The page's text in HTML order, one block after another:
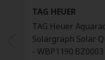
TAG HEUER
TAG Heuer
Solargraph Solar
- WBP1190.BZ0003